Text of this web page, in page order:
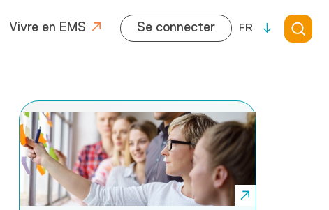
Vivre en EMS Se connecter FR